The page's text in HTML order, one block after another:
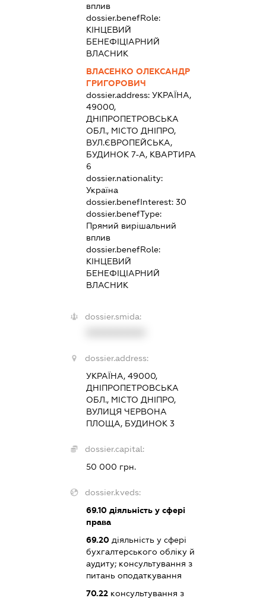
вплив
dossier.benefRole:
КІНЦЕВИЙ
БЕНЕФІЦІАРНИЙ
ВЛАСНИК
ВЛАСЕНКО ОЛЕКСАНДР
ГРИГОРОВИЧ
dossier.address:УКРАЇНА,
49000,
ДНІПРОПЕТРОВСЬКА
ОБЛ., МІСТО ДНІПРО,
ВУЛ.ЄВРОПЕЙСЬКА,
БУДИНОК 7-А, КВАРТИРА
6
dossier.nationality:
Україна
dossier.benefInterest:30
dossier.benefType:
Прямий вирішальний
вплив
dossier.benefRole:
КІНЦЕВИЙ
БЕНЕФІЦІАРНИЙ
ВЛАСНИК
dossier.smida:
dossier.address:
УКРАЇНА, 49000,
ДНІПРОПЕТРОВСЬКА
ОБЛ., МІСТО ДНІПРО,
ВУЛИЦЯ ЧЕРВОНА
ПЛОЩА, БУДИНОК 3
dossier.capital:
50 000 грн.
dossier.kveds:
69.10 діяльність у сфері
права
69.20 діяльність у сфері
бухгалтерського обліку й
аудиту; консультування з
питань оподаткування
70.22 консультування з